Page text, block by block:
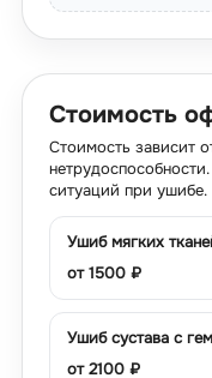
Стоимость
Стоимость зависит
ситуаций при ушибе.
Ушиб мягких
от1500 ₽
Ушиб сустава с
от2100 ₽